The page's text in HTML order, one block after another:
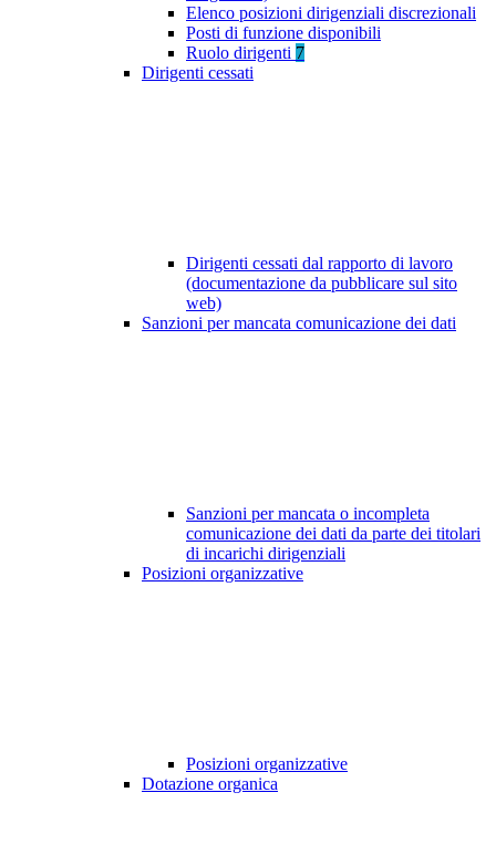
Elenco posizioni dirigenziali discrezionali
Posti di funzione disponibili
Ruolo dirigenti 7
Dirigenti cessati
Dirigenti cessati dal rapporto di lavoro
(documentazione da pubblicare sul sito
web)
Sanzioni per mancata comunicazione dei dati
Sanzioni per mancata o incompleta
comunicazione dei dati da parte dei titolari
di incarichi dirigenziali
Posizioni organizzative
Posizioni organizzative
Dotazione organica